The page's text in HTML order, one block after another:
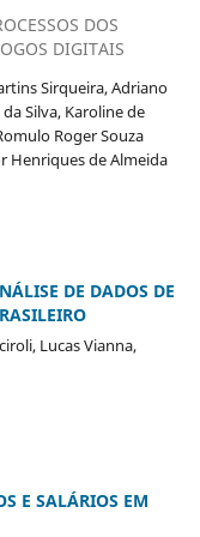
DOS
DIGITAIS
Sirqueira, Adriano
Silva, Karoline de
Roger Souza
Henriques de Almeida
DE DADOS DE
Lucas Vianna,
E SALÁRIOS EM